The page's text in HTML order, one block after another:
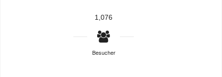
1,076
Besucher